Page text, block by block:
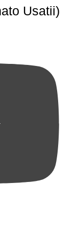
Usatii)